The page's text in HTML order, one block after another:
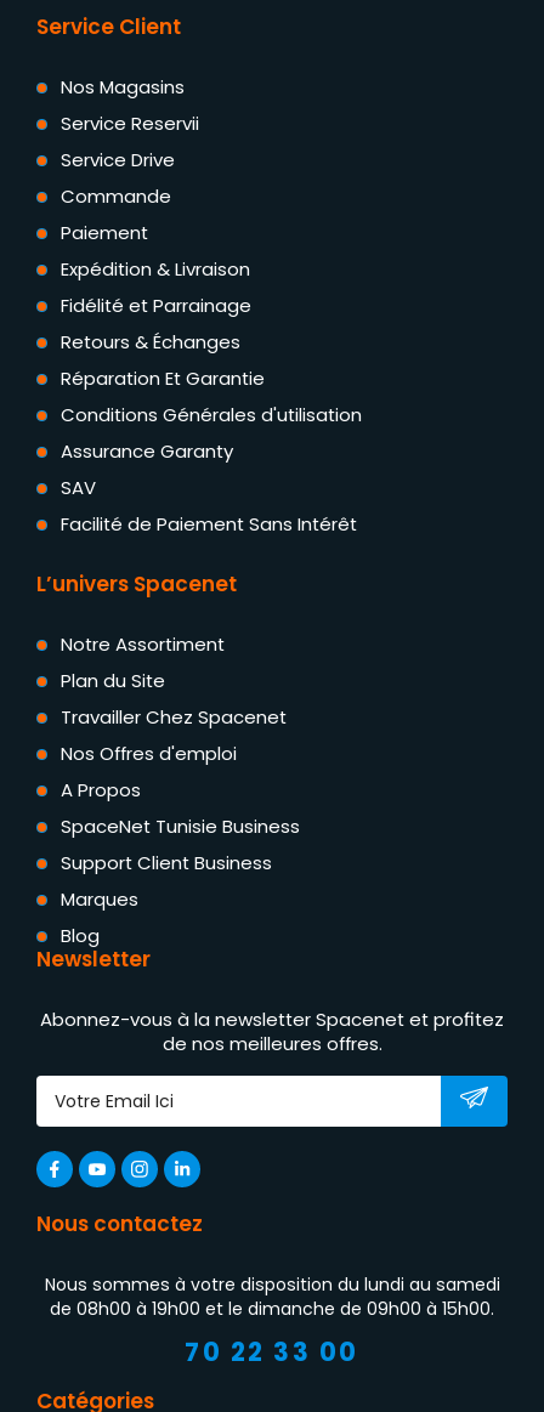
Service Client
Nos Magasins
Service Reservii
Service Drive
Commande
Paiement
Expédition & Livraison
Fidélité et Parrainage
Retours & Échanges
Réparation Et Garantie
Conditions Générales d'utilisation
Assurance Garanty
SAV
Facilité de Paiement Sans Intérêt
L’univers Spacenet
Notre Assortiment
Plan du Site
Travailler Chez Spacenet
Nos Offres d'emploi
A Propos
SpaceNet Tunisie Business
Support Client Business
Marques
Blog
Newsletter
Abonnez-vous à la newsletter Spacenet et profitez
de nos meilleures offres.
Nous contactez
Nous sommes à votre disposition du lundi au samedi
de 08h00 à 19h00 et le dimanche de 09h00 à 15h00.
70 22 33 00
Catégories